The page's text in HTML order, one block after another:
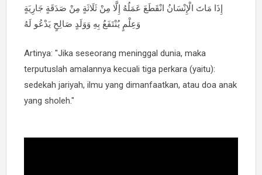
إِذَا مَاتَ الْإِنْسَانُ انْقَطَعَ عَمَلُهُ إِلَّا مِنْ ثَلَاثَةٍ مِنْ صَدَقَةٍ جَارِيَةٍ
وَعِلْمٍ يُنْتَفَعُ بِهِ وَوَلَدٍ صَالِحٍ يَدْعُو لَهُ
Artinya: "Jika seseorang meninggal dunia, maka
terputuslah amalannya kecuali tiga perkara (yaitu):
sedekah jariyah, ilmu yang dimanfaatkan, atau doa anak
yang sholeh."